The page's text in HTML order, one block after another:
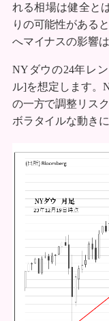
れる相場は健全と
りの可能性がある
へマイナスの影響
NYダウの24年レ
ル]を想定します。
の一方で調整リス
ボラタイルな動き